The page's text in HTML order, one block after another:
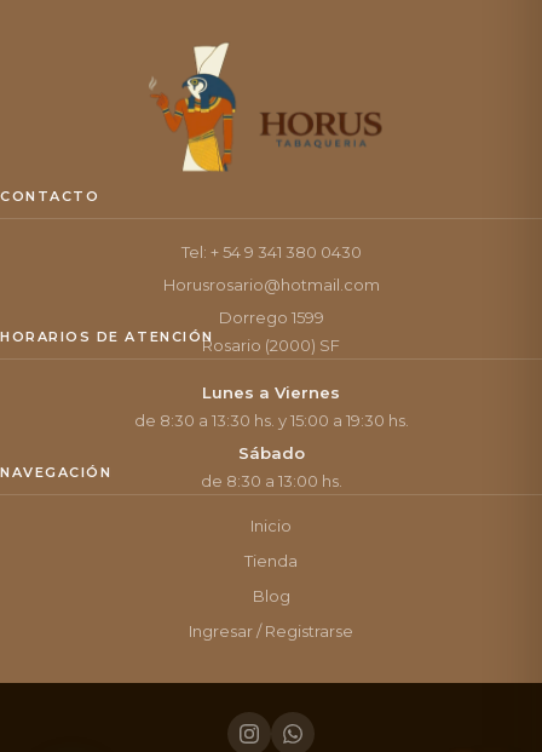
CONTACTO
Tel: + 54 9 341 380 0430
Horusrosario@hotmail.com
Dorrego 1599
Rosario (2000) SF
HORARIOS DE ATENCIÓN
Lunes a Viernes
de 8:30 a 13:30 hs. y 15:00 a 19:30 hs.
Sábado
de 8:30 a 13:00 hs.
NAVEGACIÓN
Inicio
Tienda
Blog
Ingresar / Registrarse